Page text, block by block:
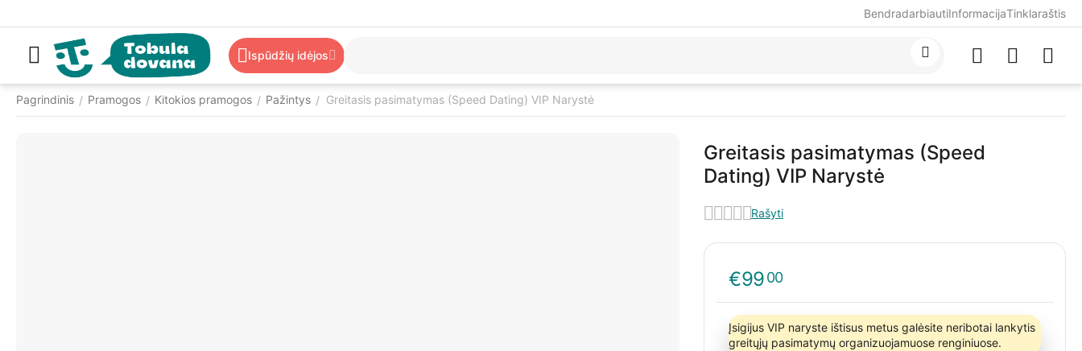
BendradarbiautiInformacijaTinklaraštis
Ispūdžių idėjos
Pagrindinis / Pramogos / Kitokios pramogos / Pažintys / Greitasis pasimatymas (Speed Dating) VIP Narystė
Greitasis pasimatymas (Speed
Dating) VIP Narystė
Rašyti
€9900
Įsigijus VIP naryste ištisus metus galėsite neribotai lankytis
greitųjų pasimatymų organizuojamuose renginiuose.